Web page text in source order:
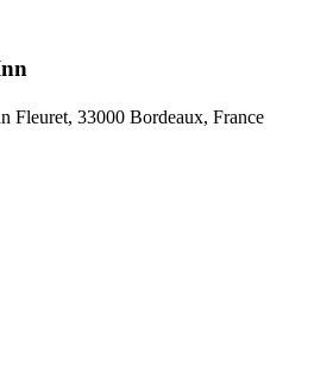
Fleuret, 33000 Bordeaux, France